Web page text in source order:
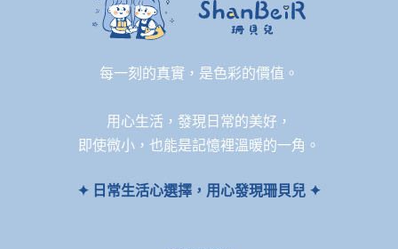
每一刻的真實，是色彩的價值。
用心生活，發現日常的美好，
即使微小，也能是記憶裡溫暖的一角。
✦ 日常生活心選擇，用心發現珊貝兒 ✦